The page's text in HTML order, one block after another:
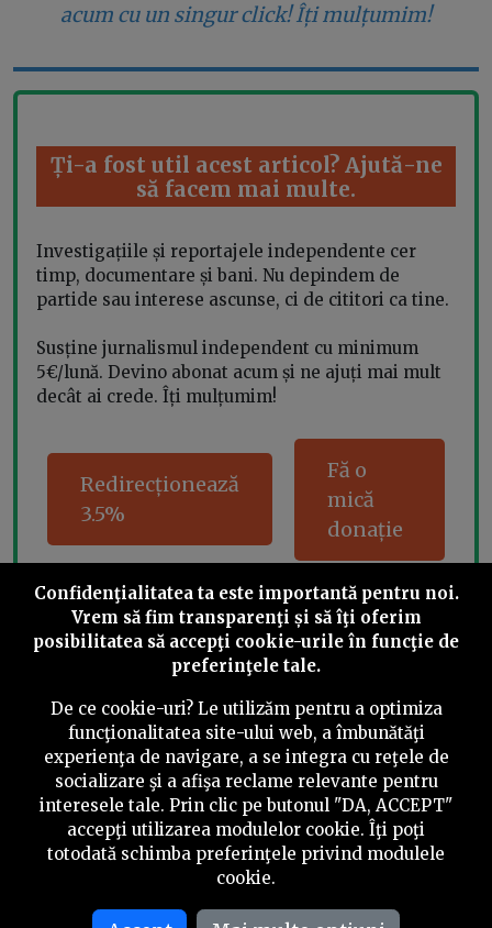
acum cu un singur click! Îți mulțumim!
Ți-a fost util acest articol? Ajută-ne
să facem mai multe.
Investigațiile și reportajele independente cer
timp, documentare și bani. Nu depindem de
partide sau interese ascunse, ci de cititori ca tine.
Susține jurnalismul independent cu minimum
5€/lună. Devino abonat acum și ne ajuți mai mult
decât ai crede. Îți mulțumim!
Redirecționează
3.5%
Fă o
mică
donație
Share this
©2026PressOne.ro
RSSNewslettereDespre noiPolitica editorială
Politica de verificare a conținutului
Confidenţialitatea ta este importantă pentru noi.
Vrem să fim transparenţi și să îţi oferim
posibilitatea să accepţi cookie-urile în funcţie de
preferinţele tale.
De ce cookie-uri? Le utilizăm pentru a optimiza
funcţionalitatea site-ului web, a îmbunătăţi
experienţa de navigare, a se integra cu reţele de
socializare şi a afişa reclame relevante pentru
interesele tale. Prin clic pe butonul "DA, ACCEPT"
accepţi utilizarea modulelor cookie. Îţi poţi
totodată schimba preferinţele privind modulele
cookie.